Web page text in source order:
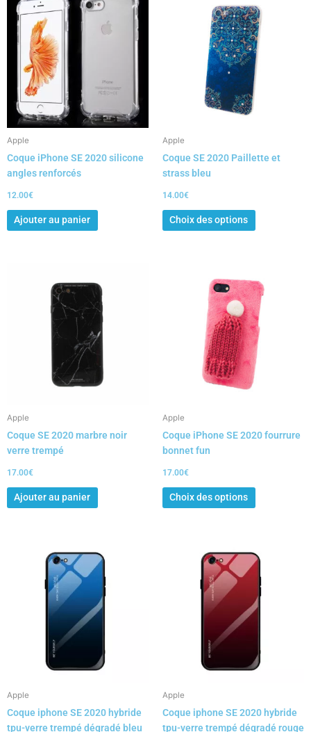
Apple
Coque iPhone SE 2020 silicone
angles renforcés
12.00€
Ajouter au panier
Apple
Coque SE 2020 Paillette et
strass bleu
14.00€
Choix des options
produit
a
plusieurs
variations.
Les
options
la
Apple
Coque SE 2020 marbre noir
verre trempé
17.00€
Ajouter au panier
Apple
Coque iPhone SE 2020 fourrure
bonnet fun
17.00€
Choix des options
produit
a
plusieurs
variations.
Les
options
peuvent
la
Apple
Coque iphone SE 2020 hybride
tpu-verre trempé dégradé bleu
Apple
Coque iphone SE 2020 hybride
tpu-verre trempé dégradé rouge